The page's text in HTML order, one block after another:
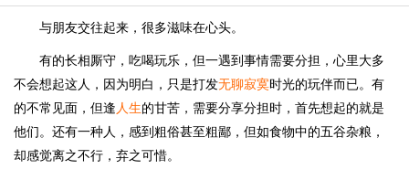
与朋友交往起来，很多滋味在心头。
有的长相厮守，吃喝玩乐，但一遇到事情需要分担，心里大多
不会想起这人，因为明白，只是打发无聊寂寞时光的玩伴而已。有
的不常见面，但逢 人生的甘苦，需要分享分担时，首先想起的就是
他们。还有一种人，感到粗俗甚至粗鄙，但如食物中的五谷杂粮，
却感觉离之不行，弃之可惜。